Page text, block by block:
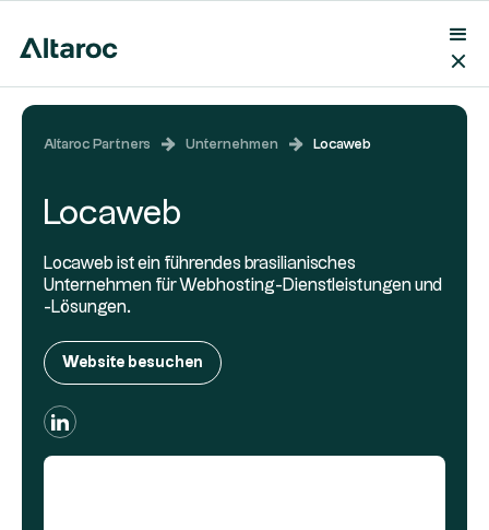
Altaroc Partners Unternehmen Locaweb
Locaweb
Locaweb ist ein führendes brasilianisches
Unternehmen für Webhosting-Dienstleistungen und
-Lösungen.
Website besuchen